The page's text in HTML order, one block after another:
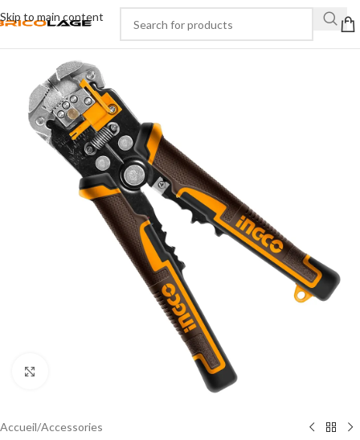
Skip to main content
Accueil/Accessories